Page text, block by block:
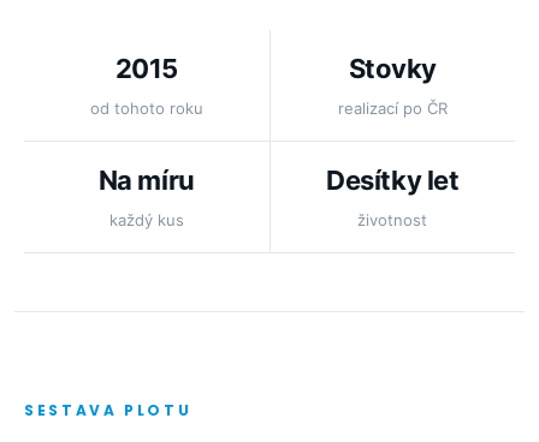
2015
od tohoto roku
Stovky
realizací po ČR
Na míru
každý kus
Desítky let
životnost
SESTAVA PLOTU